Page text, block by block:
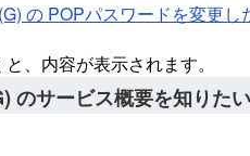
の POPパスワードを変更し
、内容が表示されます。
のサービス概要を知りたい